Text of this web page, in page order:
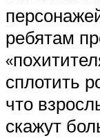
ребятам
сплотить
что
скажут